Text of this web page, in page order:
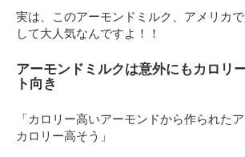
実は、このアーモンドミルク、アメリカ
して大人気なんですよ！！
アーモンドミルクは意外にもカロリ
ト向き
「カロリー高いアーモンドから作られた
カロリー高そう」